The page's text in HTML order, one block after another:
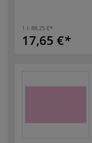
1 l: 88,25 €
17,65 €